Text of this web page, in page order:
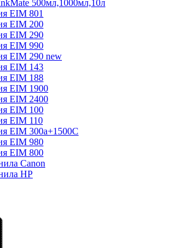
500мл,1000мл,10л
EIM 801
EIM 200
EIM 290
EIM 990
EIM 290 new
EIM 143
EIM 188
EIM 1900
EIM 2400
EIM 100
EIM 110
EIM 300a+1500C
EIM 980
EIM 800
Canon
HP